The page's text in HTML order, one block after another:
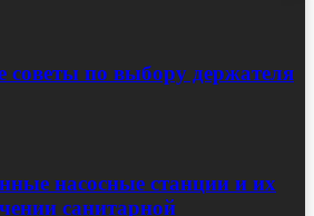
советы по выбору держателя
насосные станции и их
санитарной